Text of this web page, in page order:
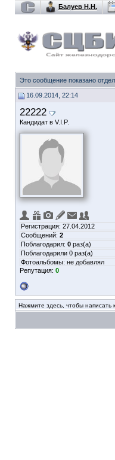
Балуев Н.Н.
Это сообщение показано
16.09.2014, 22:14
22222
Кандидат в V.I.P.
Регистрация: 27.04.2012
Сообщений: 2
Поблагодарил: 0 раз(а)
Поблагодарили 0 раз(а)
Фотоальбомы: не добавлял
Репутация: 0
Нажмите здесь, чтобы